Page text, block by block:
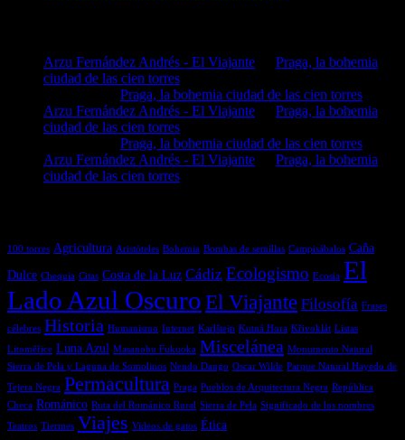
Arzu Fernández Andrés - El Viajante
Praga, la bohemia
ciudad de las cien torres
Praga, la bohemia ciudad de las cien torres
Arzu Fernández Andrés - El Viajante
Praga, la bohemia
ciudad de las cien torres
Praga, la bohemia ciudad de las cien torres
Arzu Fernández Andrés - El Viajante
Praga, la bohemia
ciudad de las cien torres
100 torres Agricultura Aristóteles Bohemia Bombas de semillas Campisábalos Caña
Dulce Chequia Citas Costa de la Luz Cádiz Ecologismo Ecosia El
Lado Azul Oscuro El Viajante Filosofía Frases
célebres Historia Humanismo Internet Karlštejn Kutná Hora Křivoklát Listas
Litoměřice Luna Azul Masanobu Fukuoka Miscelánea Monumento Natural
Sierra de Pela y Laguna de Somolinos Nendo Dango Oscar Wilde Parque Natural Hayedo de
Tejera Negra Permacultura Praga Pueblos de Arquitectura Negra República
Checa Románico Ruta del Románico Rural Sierra de Pela Significado de los nombres
Teatros Tiermes Viajes Videos de gatos Ética